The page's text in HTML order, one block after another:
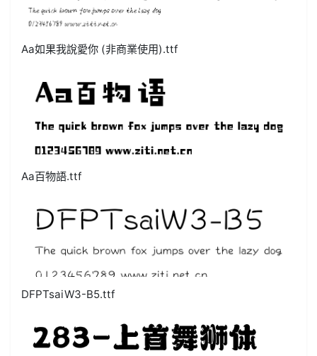
Aa如果我說愛你 (非商業使用).ttf
Aa百物語.ttf
DFPTsaiW3-B5.ttf